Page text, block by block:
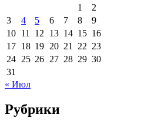
1
2
3
4 5 6 7 8
9
10 11 12 13 14 15 16
17 18 19 20 21 22 23
24 25 26 27 28 29 30
31
« Июл
Рубрики